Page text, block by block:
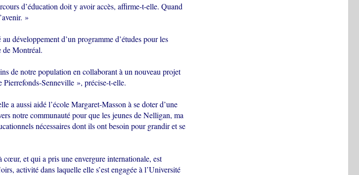
d’éducation doit y avoir accès, affirme-t-elle. Quand
»
développement d’un programme d’études pour les
de Montréal.
de notre population en collaborant à un nouveau projet
Pierrefonds-Senneville », précise-t-elle.
a aussi aidé l’école Margaret-Masson à se doter d’une
notre communauté pour que les jeunes de Nelligan, ma
nécessaires dont ils ont besoin pour grandir et se
et qui a pris une envergure internationale, est
activité dans laquelle elle s’est engagée à l’Université